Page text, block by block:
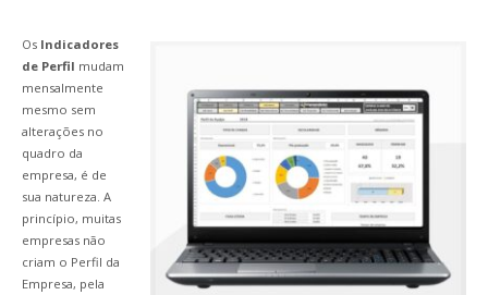
Os Indicadores
de Perfil mudam
mensalmente
mesmo sem
alterações no
quadro da
empresa, é de
sua natureza. A
princípio, muitas
empresas não
criam o Perfil da
Empresa, pela